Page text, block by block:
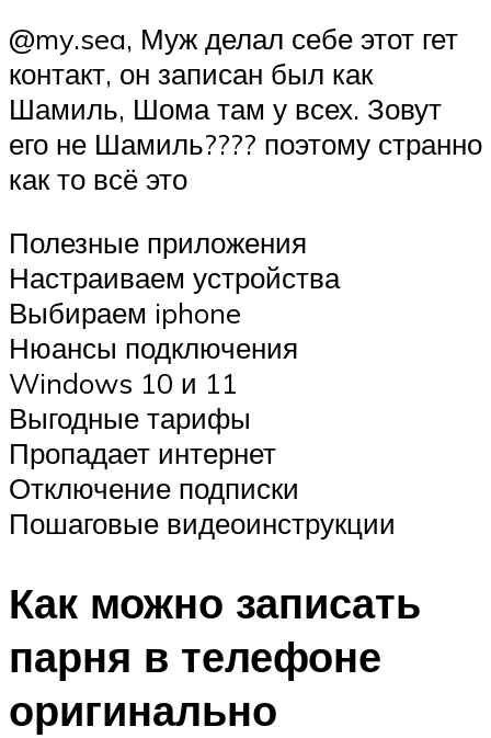
@my.sea, Муж делал себе этот гет
контакт, он записан был как
Шамиль, Шома там у всех. Зовут
его не Шамиль???? поэтому странно
как то всё это
Полезные приложения
Настраиваем устройства
Выбираем iphone
Нюансы подключения
Windows 10 и 11
Выгодные тарифы
Пропадает интернет
Отключение подписки
Пошаговые видеоинструкции
Как можно записать
парня в телефоне
оригинально